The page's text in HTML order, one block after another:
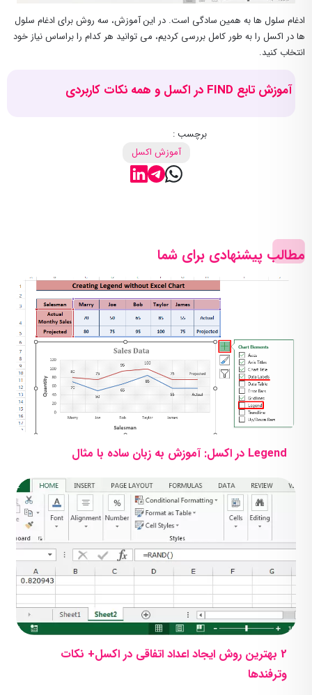
ادغام سلول ها به همین سادگی است. در این آموزش، سه روش برای ادغام سلول
ها در اکسل را به طور کامل بررسی کردیم، می توانید هر کدام را براساس نیاز خود
انتخاب کنید.
آموزش تابع FIND در اکسل و همه نکات کاربردی
برچسب :
آموزش اکسل
مطالب پیشنهادی برای شما
Legend‌ در اکسل: آموزش به زبان ساده با مثال
2 بهترین روش ایجاد اعداد اتفاقی در اکسل+ نکات
وترفندها